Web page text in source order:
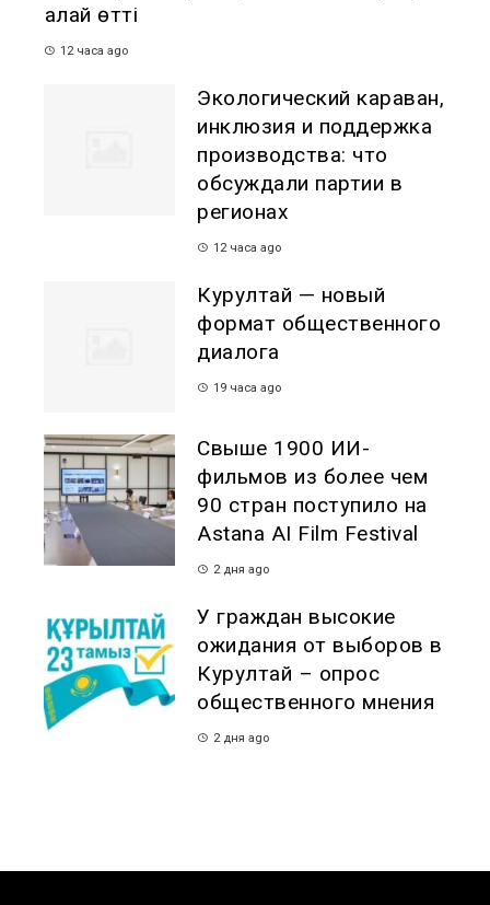
қалай өтті
12 часа ago
Экологический караван,
инклюзия и поддержка
производства: что
обсуждали партии в
регионах
12 часа ago
Курултай — новый
формат общественного
диалога
19 часа ago
Свыше 1900 ИИ-
фильмов из более чем
90 стран поступило на
Astana AI Film Festival
2 дня ago
У граждан высокие
ожидания от выборов в
Курултай – опрос
общественного мнения
2 дня ago